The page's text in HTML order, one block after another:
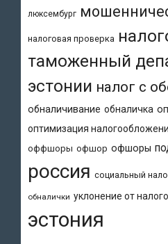
люксембург
налоговая проверка
таможенный
эстонии налог с
обналичивание обналичка
оптимизация
оффшоры офшор офшоры
россия социальный
обналички уклонение от
эстония